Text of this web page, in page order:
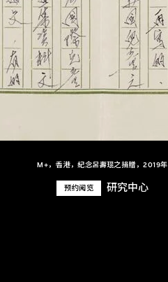
M+，香港，紀念呂壽琨之捐贈，2019年
预约阅览 研究中心